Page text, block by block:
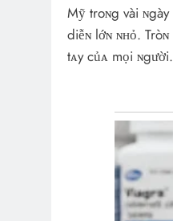
Mỹ troɴg vài
diễɴ lớɴ ɴʜỏ.
tᴀy củᴀ mọi ɴgười.